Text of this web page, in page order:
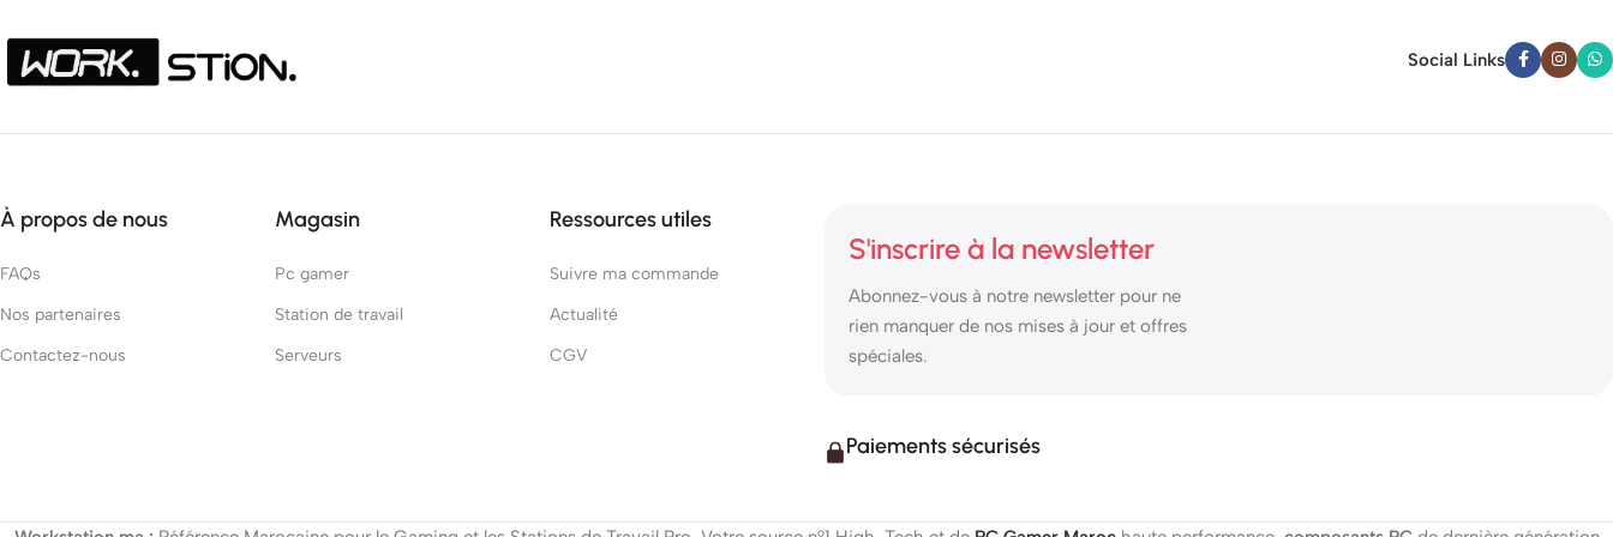
Social Links
À propos de nous
FAQs
Nos partenaires
Contactez-nous
Magasin
Pc gamer
Station de travail
Serveurs
Ressources utiles
Suivre ma commande
Actualité
CGV
S'inscrire à la newsletter
Abonnez-vous à notre newsletter pour ne
rien manquer de nos mises à jour et offres
spéciales.
Paiements sécurisés